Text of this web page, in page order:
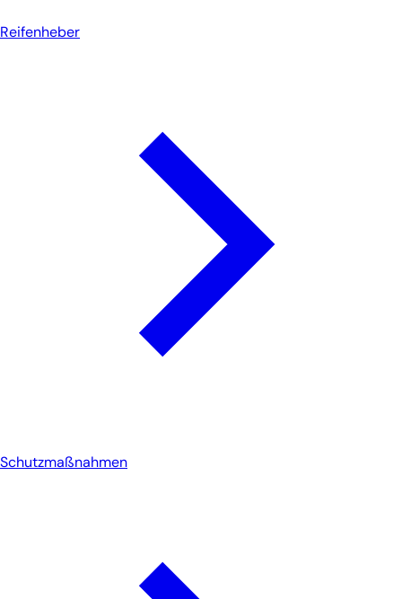
Reifenheber
Schutzmaßnahmen